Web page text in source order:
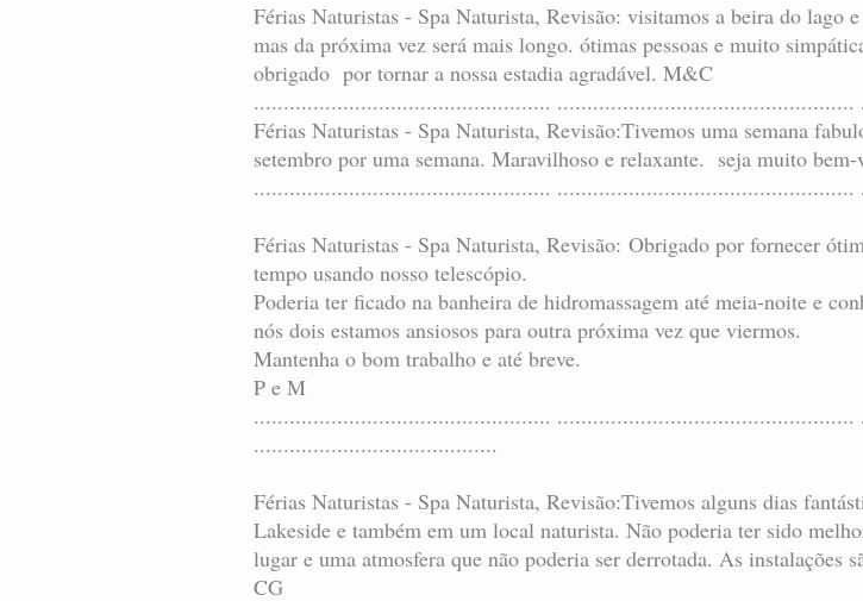
Férias Naturistas - Spa Naturista, Revisão: visitamos a beira do lago
mas da próxima vez será mais longo. ótimas pessoas e muito
obrigado por tornar a nossa estadia agradável. M&C
..................................................
Férias Naturistas - Spa Naturista, Revisão:Tivemos uma semana
setembro por uma semana. Maravilhoso e relaxante. seja muito
..................................................
Férias Naturistas - Spa Naturista, Revisão: Obrigado por fornecer
tempo usando nosso telescópio.
Poderia ter ficado na banheira de hidromassagem até meia-noite e
nós dois estamos ansiosos para outra próxima vez que viermos.
Mantenha o bom trabalho e até breve.
P e M
..................................................
.........................................
Férias Naturistas - Spa Naturista, Revisão:Tivemos alguns dias
Lakeside e também em um local naturista. Não poderia ter sido
lugar e uma atmosfera que não poderia ser derrotada. As
CG